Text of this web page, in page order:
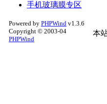
手机玻璃膜专区
Powered by PHPWind v1.3.6
Copyright © 2003-04
PHPWind
本